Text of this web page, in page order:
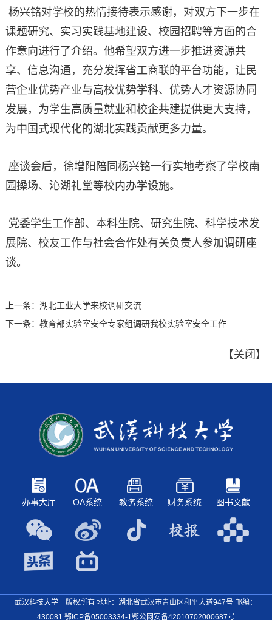
杨兴铭对学校的热情接待表示感谢，对双方下一步在
课题研究、实习实践基地建设、校园招聘等方面的合
作意向进行了介绍。他希望双方进一步推进资源共
享、信息沟通，充分发挥省工商联的平台功能，让民
营企业优势产业与高校优势学科、优势人才资源协同
发展，为学生高质量就业和校企共建提供更大支持，
为中国式现代化的湖北实践贡献更多力量。
座谈会后，徐增阳陪同杨兴铭一行实地考察了学校南
园操场、沁湖礼堂等校内办学设施。
党委学生工作部、本科生院、研究生院、科学技术发
展院、校友工作与社会合作处有关负责人参加调研座
谈。
上一条： 湖北工业大学来校调研交流
下一条： 教育部实验室安全专家组调研我校实验室安全工作
【关闭 】
办事大厅 OA系统 教务系统 财务系统 图书文献
武汉科技大学 版权所有 地址：湖北省武汉市青山区和平大道947号 邮编：
430081 鄂ICP备05003334-1鄂公网安备42010702000687号